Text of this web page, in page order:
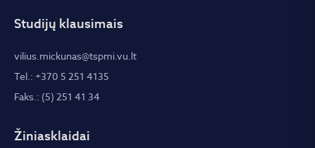
Studijų klausimais
vilius.mickunas@tspmi.vu.lt
Tel.: +370 5 251 4135
Faks.: (5) 251 41 34
Žiniasklaidai